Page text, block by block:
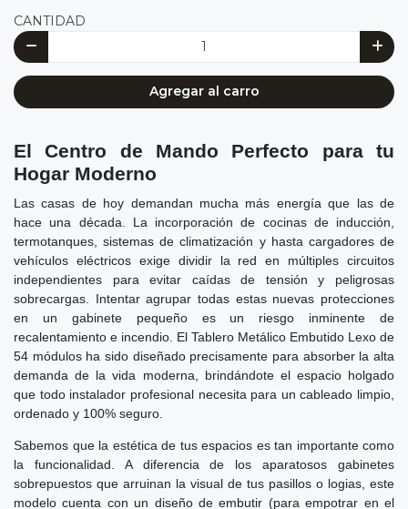
CANTIDAD
Agregar al carro
El Centro de Mando Perfecto para tu
Hogar Moderno
Las casas de hoy demandan mucha más energía que las de
hace una década. La incorporación de cocinas de inducción,
termotanques, sistemas de climatización y hasta cargadores de
vehículos eléctricos exige dividir la red en múltiples circuitos
independientes para evitar caídas de tensión y peligrosas
sobrecargas. Intentar agrupar todas estas nuevas protecciones
en un gabinete pequeño es un riesgo inminente de
recalentamiento e incendio. El Tablero Metálico Embutido Lexo de
54 módulos ha sido diseñado precisamente para absorber la alta
demanda de la vida moderna, brindándote el espacio holgado
que todo instalador profesional necesita para un cableado limpio,
ordenado y 100% seguro.
Sabemos que la estética de tus espacios es tan importante como
la funcionalidad. A diferencia de los aparatosos gabinetes
sobrepuestos que arruinan la visual de tus pasillos o logias, este
modelo cuenta con un diseño de embutir (para empotrar en el